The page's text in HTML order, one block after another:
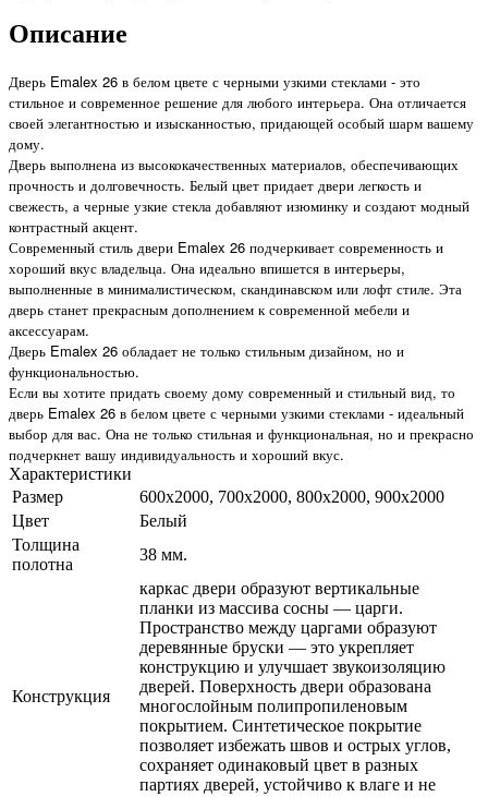
Описание
Дверь Emalex 26 в белом цвете с черными узкими стеклами - это
стильное и современное решение для любого интерьера. Она отличается
своей элегантностью и изысканностью, придающей особый шарм вашему
дому.
Дверь выполнена из высококачественных материалов, обеспечивающих
прочность и долговечность. Белый цвет придает двери легкость и
свежесть, а черные узкие стекла добавляют изюминку и создают модный
контрастный акцент.
Современный стиль двери Emalex 26 подчеркивает современность и
хороший вкус владельца. Она идеально впишется в интерьеры,
выполненные в минималистическом, скандинавском или лофт стиле. Эта
дверь станет прекрасным дополнением к современной мебели и
аксессуарам.
Дверь Emalex 26 обладает не только стильным дизайном, но и
функциональностью.
Если вы хотите придать своему дому современный и стильный вид, то
дверь Emalex 26 в белом цвете с черными узкими стеклами - идеальный
выбор для вас. Она не только стильная и функциональная, но и прекрасно
подчеркнет вашу индивидуальность и хороший вкус.
Характеристики
Размер
600x2000, 700x2000, 800x2000, 900x2000
Цвет
Белый
Толщина
полотна
38 мм.
Конструкция
каркас двери образуют вертикальные
планки из массива сосны — царги.
Пространство между царгами образуют
деревянные бруски — это укрепляет
конструкцию и улучшает звукоизоляцию
дверей. Поверхность двери образована
многослойным полипропиленовым
покрытием. Синтетическое покрытие
позволяет избежать швов и острых углов,
сохраняет одинаковый цвет в разных
партиях дверей, устойчиво к влаге и не